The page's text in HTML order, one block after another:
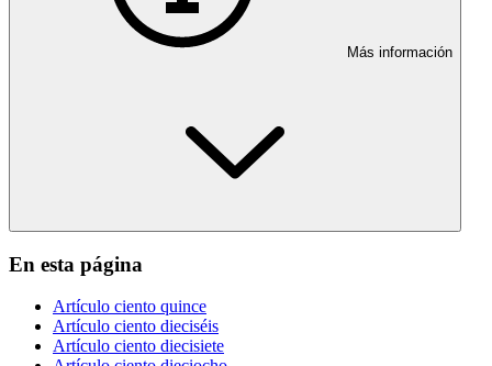
Más información
En esta página
Artículo ciento quince
Artículo ciento dieciséis
Artículo ciento diecisiete